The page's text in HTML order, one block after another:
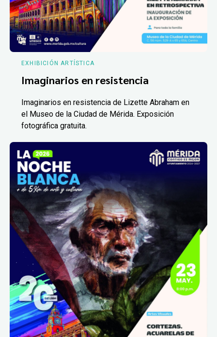
EXHIBICIÓN ARTÍSTICA
Imaginarios en resistencia
Imaginarios en resistencia de Lizette Abraham en
el Museo de la Ciudad de Mérida. Exposición
fotográfica gratuita.